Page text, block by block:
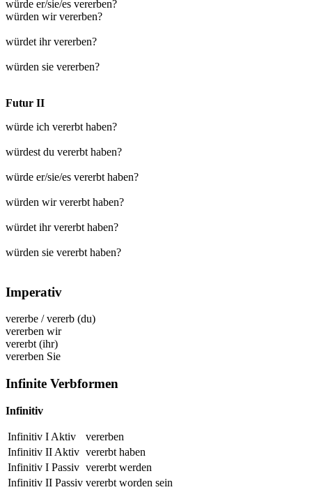
würde er/sie/es vererben?
würden wir vererben?
würdet ihr vererben?
würden sie vererben?
Futur II
würde ich vererbt haben?
würdest du vererbt haben?
würde er/sie/es vererbt haben?
würden wir vererbt haben?
würdet ihr vererbt haben?
würden sie vererbt haben?
Imperativ
vererbe /vererb (du)
vererben wir
vererbt (ihr)
vererben Sie
Infinite Verbformen
Infinitiv
Infinitiv I Aktiv
vererben
Infinitiv II Aktiv vererbt haben
Infinitiv I Passiv vererbt werden
Infinitiv II Passiv vererbt worden sein